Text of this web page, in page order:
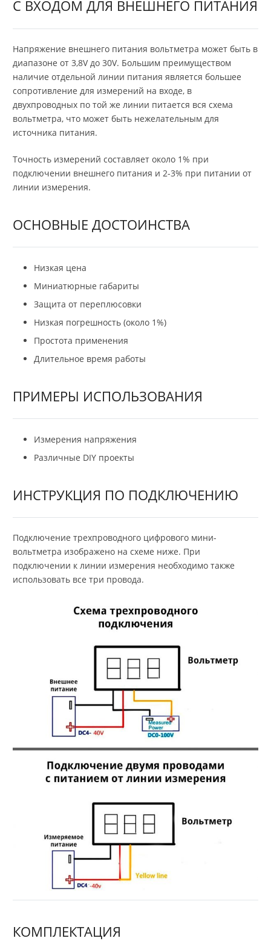
С ВХОДОМ ДЛЯ ВНЕШНЕГО ПИТАНИЯ
Напряжение внешнего питания вольтметра может быть в
диапазоне от 3,8V до 30V. Большим преимуществом
наличие отдельной линии питания является большее
сопротивление для измерений на входе, в
двухпроводных по той же линии питается вся схема
вольтметра, что может быть нежелательным для
источника питания.
Точность измерений составляет около 1% при
подключении внешнего питания и 2-3% при питании от
линии измерения.
ОСНОВНЫЕ ДОСТОИНСТВА
Низкая цена
Миниатюрные габариты
Защита от переплюсовки
Низкая погрешность (около 1%)
Простота применения
Длительное время работы
ПРИМЕРЫ ИСПОЛЬЗОВАНИЯ
Измерения напряжения
Различные DIY проекты
ИНСТРУКЦИЯ ПО ПОДКЛЮЧЕНИЮ
Подключение трехпроводного цифрового мини-
вольтметра изображено на схеме ниже. При
подключении к линии измерения необходимо также
использовать все три провода.
КОМПЛЕКТАЦИЯ